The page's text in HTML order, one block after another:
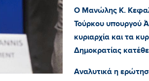
Ο Μανώλης Κ.
Τούρκου υπουργού
κυριαρχία και τα
Δημοκρατίας
Αναλυτικά η